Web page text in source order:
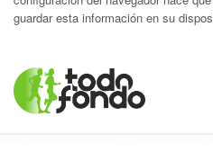
guardar esta información en su